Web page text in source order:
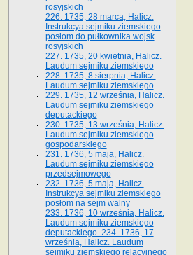
rosyjskich
226. 1735, 28 marca, Halicz.
Instrukcya sejmiku ziemskiego
posłom do pułkownika wojsk
rosyjskich
227. 1735, 20 kwietnia, Halicz.
Laudum sejmiku ziemskiego
228. 1735, 8 sierpnia, Halicz.
Laudum sejmiku ziemskiego
229. 1735, 12 września, Halicz.
Laudum sejmiku ziemskiego
deputackiego
230. 1735, 13 września, Halicz.
Laudum sejmiku ziemskiego
gospodarskiego
231. 1736, 5 maja, Halicz.
Laudum sejmiku ziemskiego
przedsejmowego
232. 1736, 5 maja, Halicz.
Instrukcya sejmiku ziemskiego
posłom na sejm walny
233. 1736, 10 września, Halicz.
Laudum sejmiku ziemskiego
deputackiego. 234. 1736, 17
września, Halicz. Laudum
sejmiku ziemskiego relacyjnego